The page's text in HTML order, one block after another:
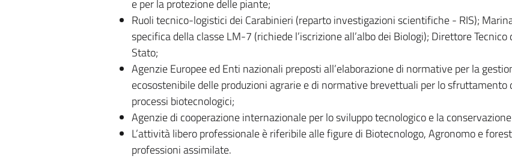
e per la protezione delle piante;
Ruoli tecnico-logistici dei Carabinieri (reparto investigazioni scientifiche - RIS);
specifica della classe LM-7 (richiede l’iscrizione all’albo dei Biologi); Direttore Tecnico
Stato;
Agenzie Europee ed Enti nazionali preposti all’elaborazione di normative per la
ecosostenibile delle produzioni agrarie e di normative brevettuali per lo sfruttamento
processi biotecnologici;
Agenzie di cooperazione internazionale per lo sviluppo tecnologico e la
L’attività libero professionale è riferibile alle figure di Biotecnologo, Agronomo e
professioni assimilate.